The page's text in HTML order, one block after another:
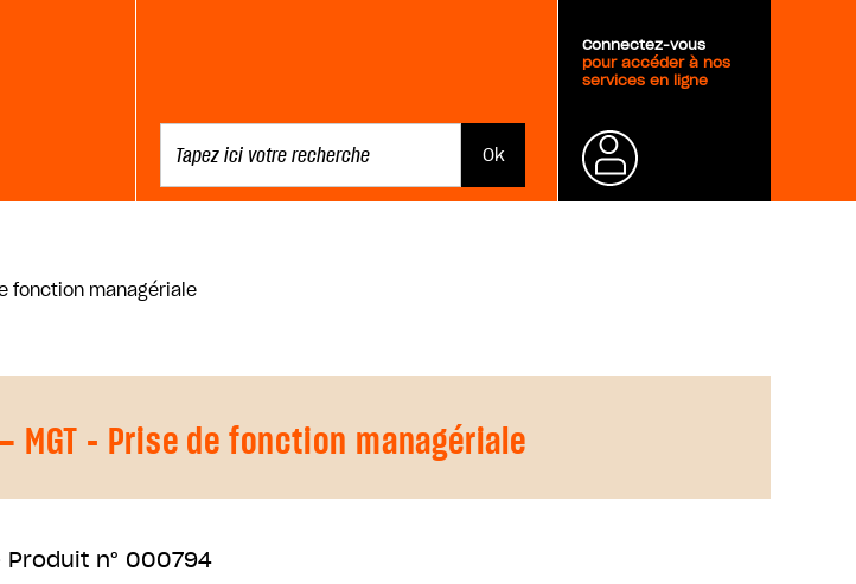
Connectez-vous
pour accéder à nos
services en ligne
fonction managériale
MGT - Prise de fonction managériale
n° 000794